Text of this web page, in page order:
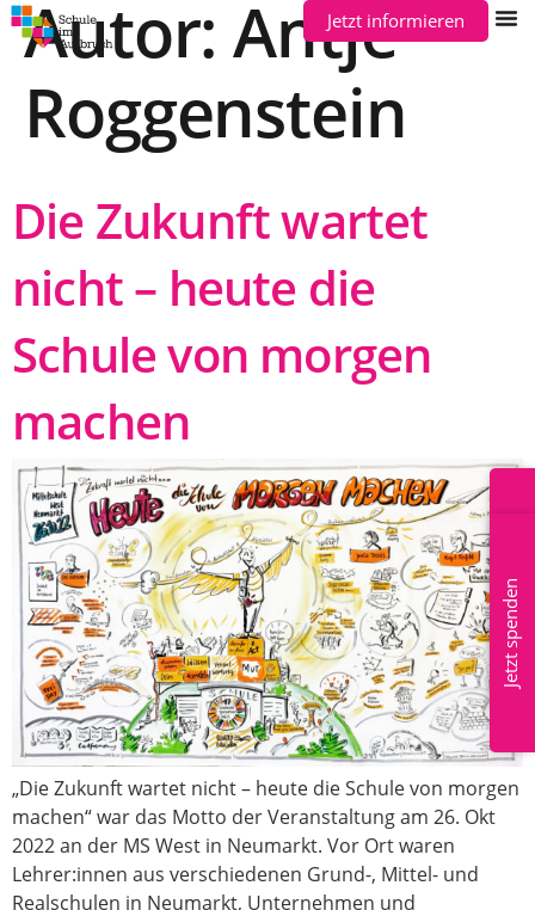
Jetzt informieren
Mitglied werden
Jetzt spenden
Autor:Antje
Roggenstein
Die Zukunft wartet
nicht – heute die
Schule von morgen
machen
„Die Zukunft wartet nicht – heute die Schule von morgen
machen“ war das Motto der Veranstaltung am 26. Okt
2022 an der MS West in Neumarkt. Vor Ort waren
Lehrer:innen aus verschiedenen Grund-, Mittel- und
Realschulen in Neumarkt, Unternehmen und